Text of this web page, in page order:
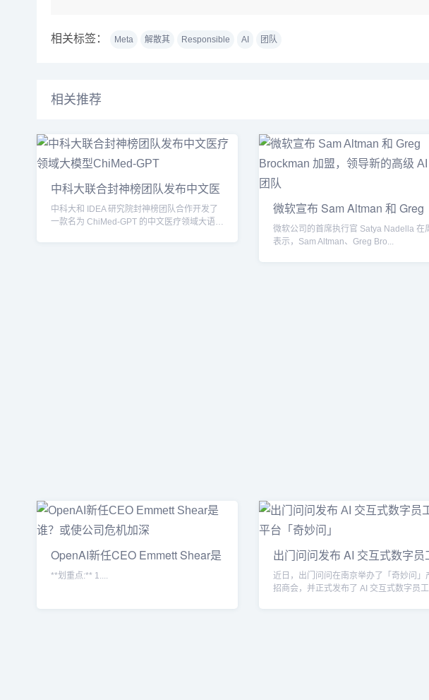
相关标签： Meta 解散其 Responsible AI 团队
相关推荐
中科大联合封神榜团队发布中文医
疗
中科大和 IDEA 研究院封神榜团队合作开发了
一款名为 ChiMed-GPT 的中文医疗领域大语言
微软宣布 Sam Altman 和 Greg
Broc
微软公司的首席执行官 Satya Nadella 在
表示，Sam Altman、Greg Bro...
OpenAI新任CEO Emmett Shear是
谁？或
**划重点:** 1....
出门问问发布 AI 交互式数字员
生
近日，出门问问在南京举办了「奇妙问」
招商会，并正式发布了 AI 交互式数字员